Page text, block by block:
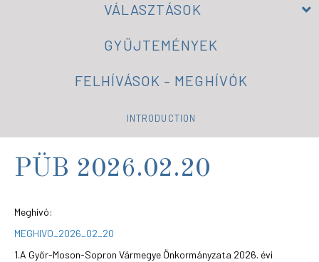
VÁLASZTÁSOK
GYŰJTEMÉNYEK
FELHÍVÁSOK – MEGHÍVÓK
INTRODUCTION
PÜB 2026.02.20
Meghívó:
MEGHIVO_2026_02_20
1.A Győr-Moson-Sopron Vármegye Önkormányzata 2026. évi